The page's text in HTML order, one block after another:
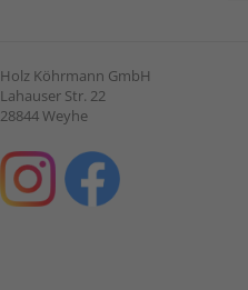
Holz Köhrmann GmbH
Lahauser Str. 22
28844 Weyhe